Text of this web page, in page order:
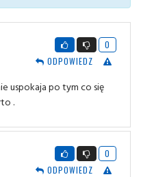
0
ODPOWIEDZ
uspokaja po tym co się
.
0
ODPOWIEDZ